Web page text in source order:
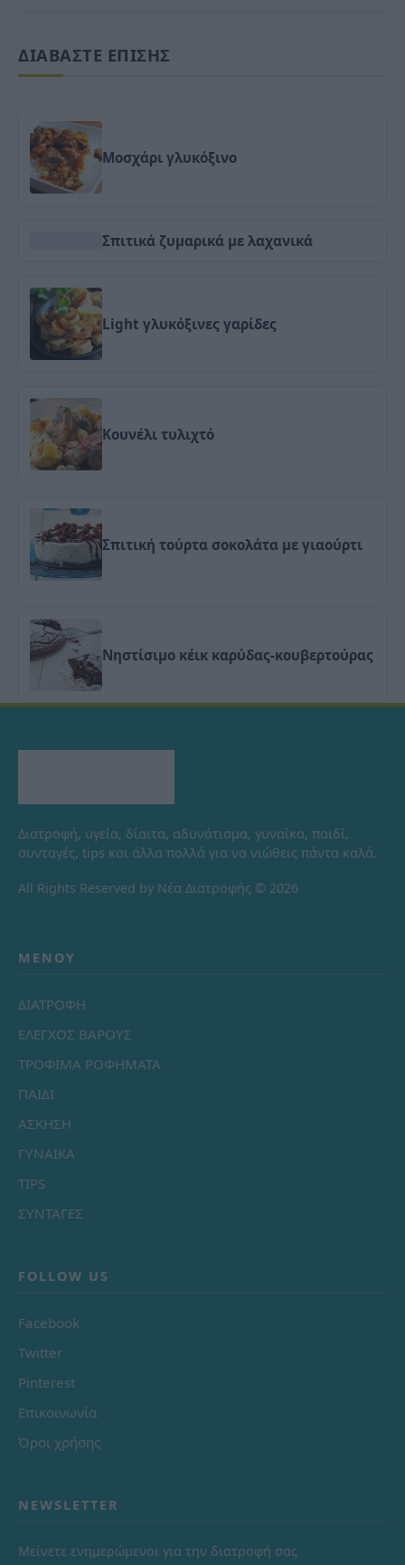
ΔΙΑΒΑΣΤΕ ΕΠΙΣΗΣ
Μοσχάρι γλυκόξινο
Σπιτικά ζυμαρικά με λαχανικά
Light γλυκόξινες γαρίδες
Κουνέλι τυλιχτό
Σπιτική τούρτα σοκολάτα με γιαούρτι
Νηστίσιμο κέικ καρύδας-κουβερτούρας
Διατροφή, υγεία, δίαιτα, αδυνάτισμα, γυναίκα, παιδί,
συνταγές, tips και άλλα πολλά για να νιώθεις πάντα καλά.
All Rights Reserved by Νέα Διατροφής © 2026
ΜΕΝΟΎ
ΔΙΑΤΡΟΦΗ
ΕΛΕΓΧΟΣ ΒΑΡΟΥΣ
ΤΡΟΦΙΜΑ ΡΟΦΗΜΑΤΑ
ΠΑΙΔΙ
ΑΣΚΗΣΗ
ΓΥΝΑΙΚΑ
TIPS
ΣΥΝΤΑΓΕΣ
FOLLOW US
Facebook
Twitter
Pinterest
Επικοινωνία
Όροι χρήσης
NEWSLETTER
Μείνετε ενημερώμενοι για την διατροφή σας